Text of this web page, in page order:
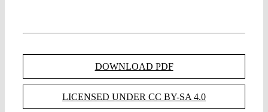
DOWNLOAD PDF
LICENSED UNDER CC BY-SA 4.0